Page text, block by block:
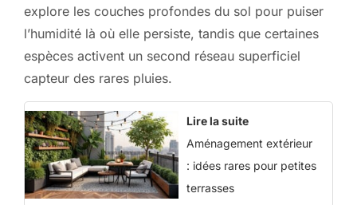
explore les couches profondes du sol pour puiser
l’humidité là où elle persiste, tandis que certaines
espèces activent un second réseau superficiel
capteur des rares pluies.
Lire la suite
Aménagement extérieur
: idées rares pour petites
terrasses